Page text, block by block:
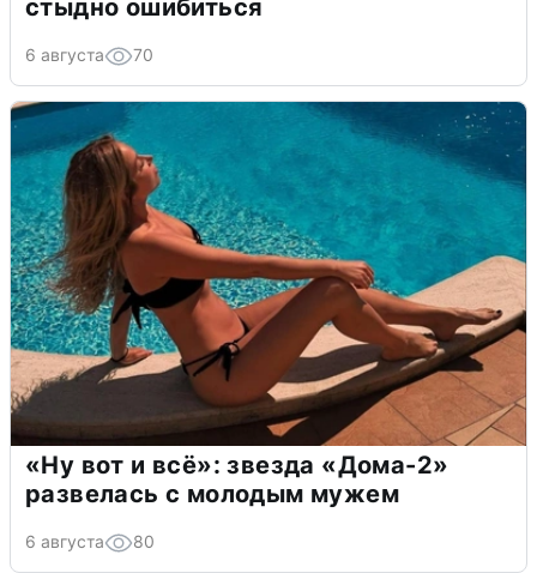
стыдно ошибиться
6 августа 70
«Ну вот и всё»: звезда «Дома-2»
развелась с молодым мужем
6 августа 80